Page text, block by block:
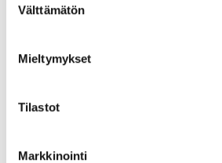
valinta
Välttämätön
Mieltymykset
Tilastot
Markkinointi